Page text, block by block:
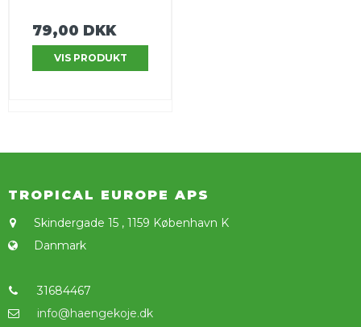
79,00 DKK
VIS PRODUKT
TROPICAL EUROPE APS
Skindergade 15 , 1159 København K
Danmark
31684467
info@haengekoje.dk